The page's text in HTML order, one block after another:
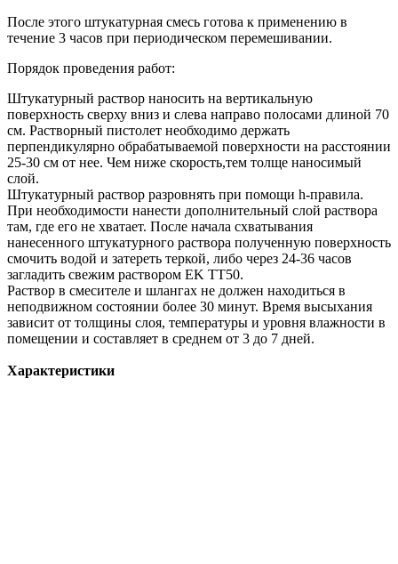
После этого штукатурная смесь готова к применению в
течение 3 часов при периодическом перемешивании.
Порядок проведения работ:
Штукатурный раствор наносить на вертикальную
поверхность сверху вниз и слева направо полосами длиной 70
см. Растворный пистолет необходимо держать
перпендикулярно обрабатываемой поверхности на расстоянии
25-30 см от нее. Чем ниже скорость,тем толще наносимый
слой.
Штукатурный раствор разровнять при помощи h-правила.
При необходимости нанести дополнительный слой раствора
там, где его не хватает. После начала схватывания
нанесенного штукатурного раствора полученную поверхность
смочить водой и затереть теркой, либо через 24-36 часов
загладить свежим раствором EK TT50.
Раствор в смесителе и шлангах не должен находиться в
неподвижном состоянии более 30 минут. Время высыхания
зависит от толщины слоя, температуры и уровня влажности в
помещении и составляет в среднем от 3 до 7 дней.
Характеристики